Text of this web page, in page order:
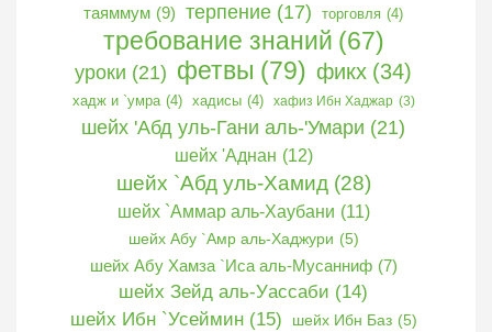
таяммум (9) терпение (17) торговля (4)
требование знаний (67)
уроки (21) фетвы (79) фикх (34)
хадж и `умра (4) хадисы (4) хафиз Ибн Хаджар (3)
шейх 'Абд уль-Гани аль-'Умари (21)
шейх 'Аднан (12)
шейх `Абд уль-Хамид (28)
шейх `Аммар аль-Хаубани (11)
шейх Абу `Амр аль-Хаджури (5)
шейх Абу Хамза `Иса аль-Мусанниф (7)
шейх Зейд аль-Уассаби (14)
шейх Ибн `Усеймин (15) шейх Ибн Баз (5)